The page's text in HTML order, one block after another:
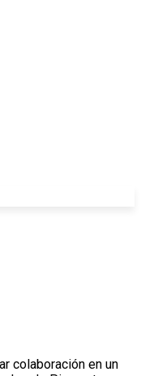
colaboración en un